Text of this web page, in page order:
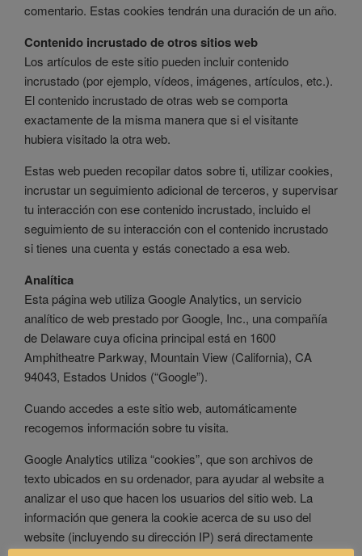
comentario. Estas cookies tendrán una duración de un año.
Contenido incrustado de otros sitios web
Los artículos de este sitio pueden incluir contenido
incrustado (por ejemplo, vídeos, imágenes, artículos, etc.).
El contenido incrustado de otras web se comporta
exactamente de la misma manera que si el visitante
hubiera visitado la otra web.
Estas web pueden recopilar datos sobre ti, utilizar cookies,
incrustar un seguimiento adicional de terceros, y supervisar
tu interacción con ese contenido incrustado, incluido el
seguimiento de su interacción con el contenido incrustado
si tienes una cuenta y estás conectado a esa web.
Analítica
Esta página web utiliza Google Analytics, un servicio
analítico de web prestado por Google, Inc., una compañía
de Delaware cuya oficina principal está en 1600
Amphitheatre Parkway, Mountain View (California), CA
94043, Estados Unidos (“Google”).
Cuando accedes a este sitio web, automáticamente
recogemos información sobre tu visita.
Google Analytics utiliza “cookies”, que son archivos de
texto ubicados en su ordenador, para ayudar al website a
analizar el uso que hacen los usuarios del sitio web. La
información que genera la cookie acerca de su uso del
website (incluyendo su dirección IP) será directamente